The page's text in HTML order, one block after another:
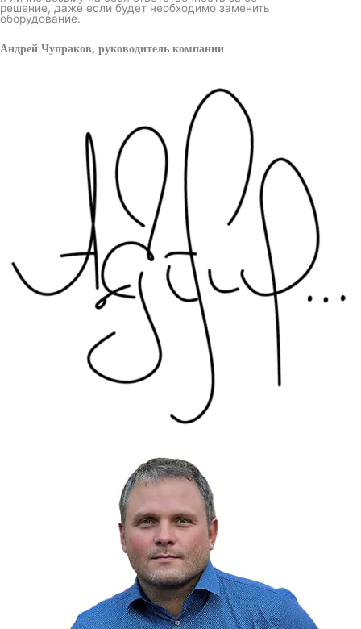
решение, даже если будет необходимо заменить
оборудование.
Андрей Чупраков, руководитель компании